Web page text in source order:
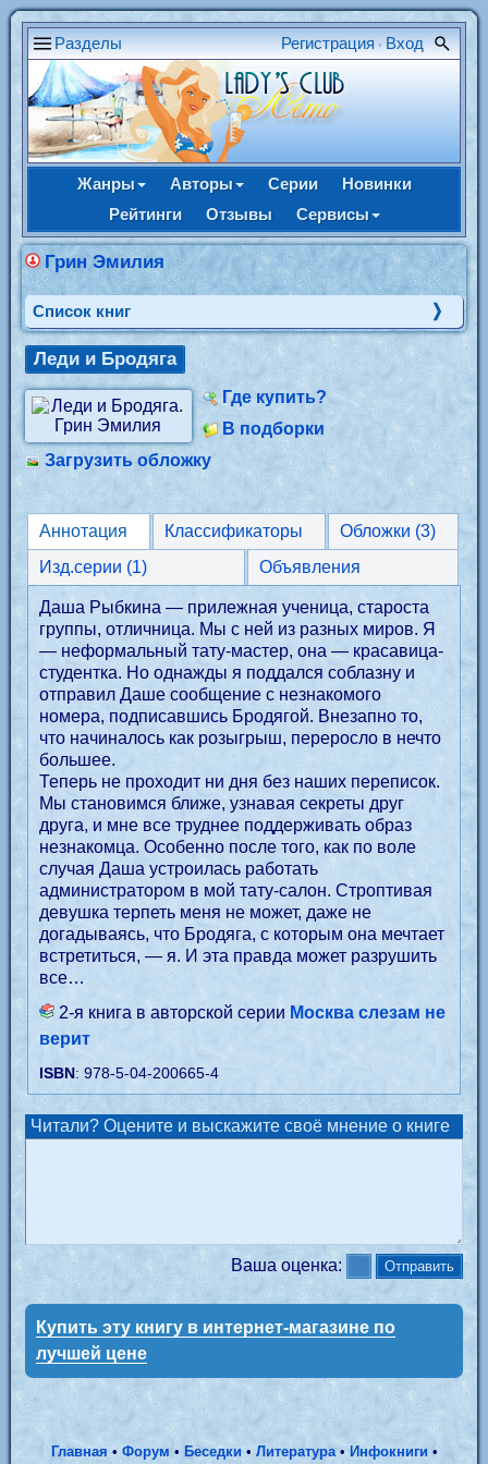
Разделы Регистрация • Вход
Жанры Авторы Серии
Новинки
Рейтинги
Отзывы Сервисы
Грин Эмилия
Cписок книг
Леди и Бродяга
Где купить?
В подборки
Загрузить обложку
Аннотация Классификаторы
Обложки (3)
Изд.серии (1)
Объявления
Даша Рыбкина — прилежная ученица, староста
группы, отличница. Мы с ней из разных миров. Я
— неформальный тату-мастер, она — красавица-
студентка. Но однажды я поддался соблазну и
отправил Даше сообщение с незнакомого
номера, подписавшись Бродягой. Внезапно то,
что начиналось как розыгрыш, переросло в нечто
большее.
Теперь не проходит ни дня без наших переписок.
Мы становимся ближе, узнавая секреты друг
друга, и мне все труднее поддерживать образ
незнакомца. Особенно после того, как по воле
случая Даша устроилась работать
администратором в мой тату-салон. Строптивая
девушка терпеть меня не может, даже не
догадываясь, что Бродяга, с которым она мечтает
встретиться, — я. И эта правда может разрушить
все…
2-я книга в авторской серии Москва слезам не
верит
ISBN: 978-5-04-200665-4
Читали? Оцените и выскажите своё мнение о книге
Ваша оценка:
Купить эту книгу в интернет-магазине по
лучшей цене
Главная • Форум • Беседки• Литература• Инфокниги •